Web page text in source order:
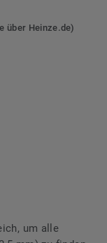
über Heinze.de)
um alle